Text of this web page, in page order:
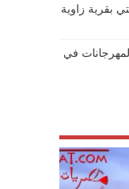
بقرية زاوية
في